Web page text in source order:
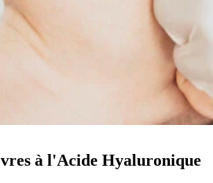
à l'Acide Hyaluronique